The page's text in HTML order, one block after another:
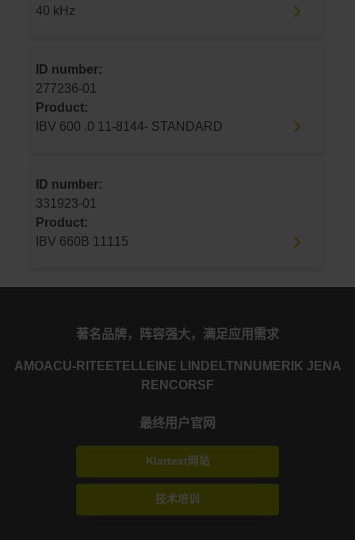
40 kHz
ID number:
277236-01
Product:
IBV 600 .0 11-8144- STANDARD
ID number:
331923-01
Product:
IBV 660B 11115
著名品牌，阵容强大，满足应用需求
AMOACU-RITE ETEL LEINE LINDE LTN NUMERIK JENA
RENCORSF
最终用户官网
Klartext网站
技术培训